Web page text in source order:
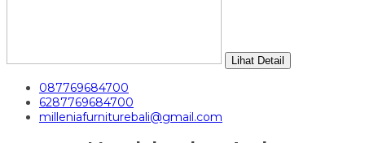
Lihat Detail
087769684700
6287769684700
milleniafurniturebali@gmail.com